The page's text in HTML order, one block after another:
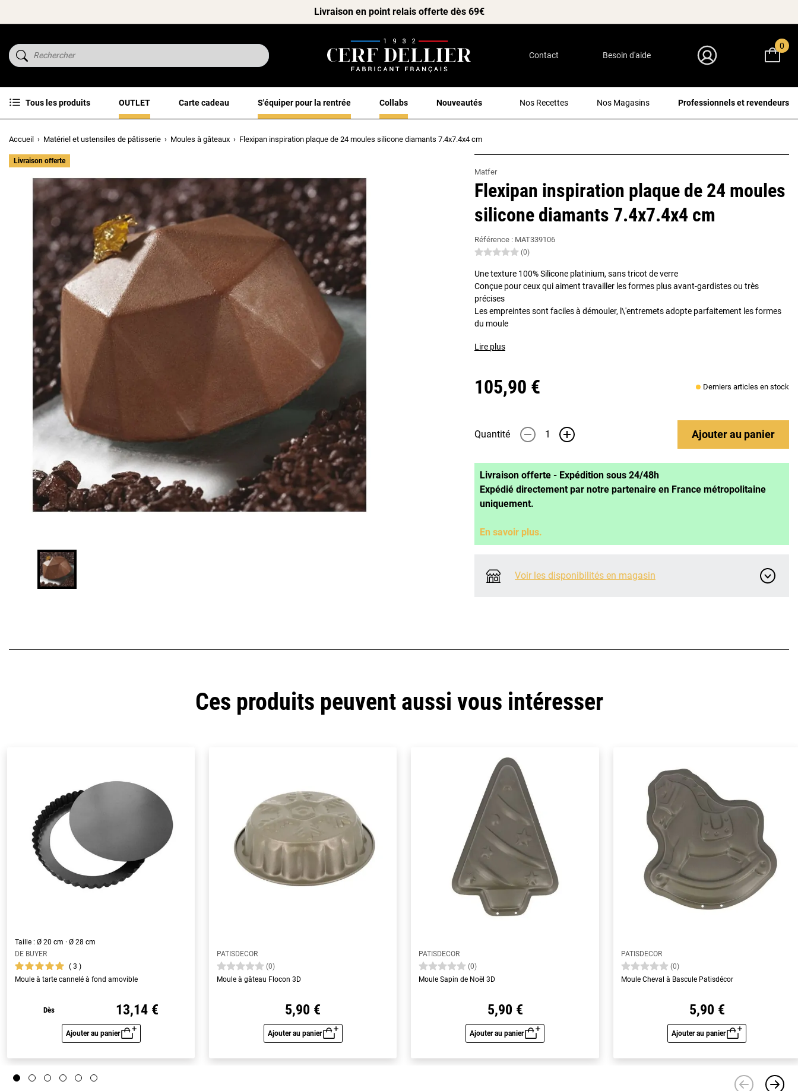
Livraison en point relais offerte dès 69€
Contact Besoin d'aide
0
Tous les produits OUTLET Carte cadeau S'équiper pour la rentrée Collabs Nouveautés Nos Recettes Nos Magasins Professionnels et revendeurs
Accueil Matériel et ustensiles de pâtisserie Moules à gâteaux Flexipan inspiration plaque de 24 moules silicone diamants 7.4x7.4x4 cm
Matfer
Flexipan inspiration plaque de 24 moules
silicone diamants 7.4x7.4x4 cm
Référence : MAT339106
(0)
Une texture 100% Silicone platinium, sans tricot de verre
Conçue pour ceux qui aiment travailler les formes plus avant-gardistes ou très
précises
Les empreintes sont faciles à démouler, l\'entremets adopte parfaitement les formes
du moule
Lire plus
105,90 € Derniers articles en stock
Quantité - + Ajouterau panier
Livraison offerte - Expédition sous 24/48h
Expédié directement par notre partenaire en France métropolitaine
uniquement.
En savoir plus.
Voir les disponibilités en magasin
Livraison offerte
Ces produits peuvent aussi vous intéresser
Taille : Ø 20 cm · Ø 28 cm
DE BUYER
3
Moule à tarte cannelé à fond amovible
Dès 13,14 €
Ajouter au panier
Aperçu rapide
PATISDECOR
(0)
Moule à gâteau Flocon 3D
5,90 €
Ajouter au panier
Aperçu rapide
PATISDECOR
(0)
Moule Sapin de Noël 3D
5,90 €
Ajouter au panier
Aperçu rapide
PATISDECOR
(0)
Moule Cheval à Bascule Patisdécor
5,90 €
Ajouter au panier
Aperçu rapide